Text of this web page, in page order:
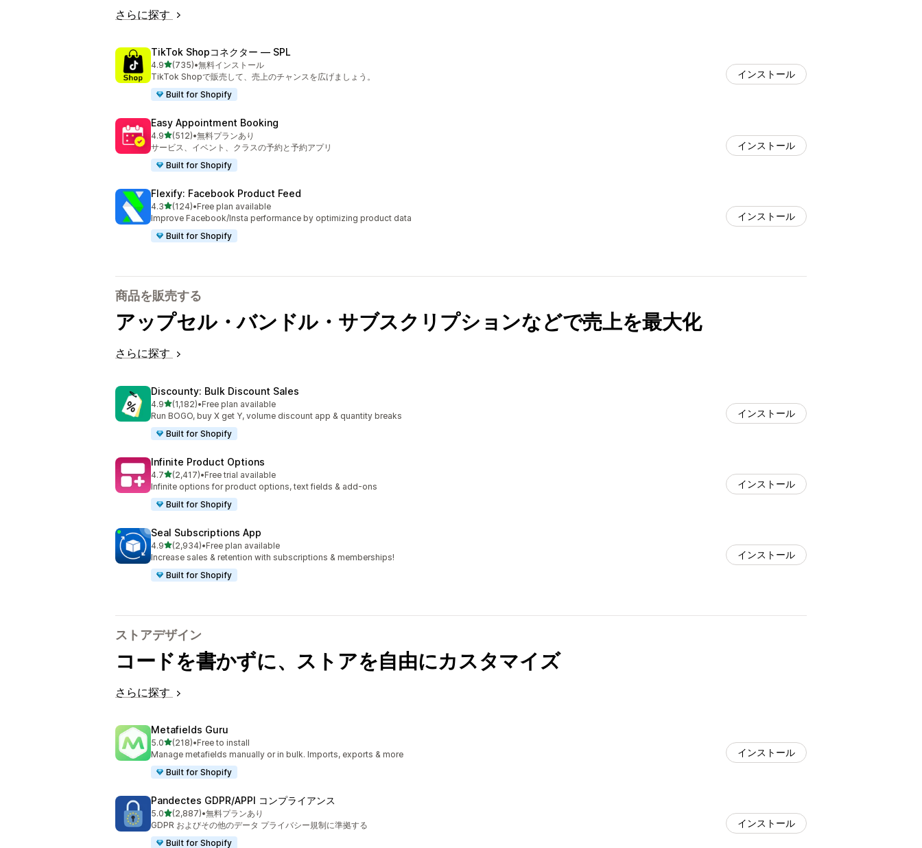
さらに探す
TikTok Shopコネクター — SPL
4.95つ星中
(735)
合計レビュー数：735件
•無料インストール
TikTok Shopで販売して、売上のチャンスを広げましょう。
Built for Shopify
インストール
Easy Appointment Booking
4.95つ星中
(512)
合計レビュー数：512件
•無料プランあり
サービス、イベント、クラスの予約と予約アプリ
Built for Shopify
インストール
Flexify: Facebook Product Feed
4.35つ星中
(124)
合計レビュー数：124件
•Free plan available
Improve Facebook/Insta performance by optimizing product data
Built for Shopify
インストール
商品を販売する
アップセル・バンドル・サブスクリプションなどで売上を最大化
さらに探す
Discounty: Bulk Discount Sales
4.95つ星中
(1,182)
合計レビュー数：1182件
•Free plan available
Run BOGO, buy X get Y, volume discount app & quantity breaks
Built for Shopify
インストール
Infinite Product Options
4.75つ星中
(2,417)
合計レビュー数：2417件
•Free trial available
Infinite options for product options, text fields & add-ons
Built for Shopify
インストール
Seal Subscriptions App
4.95つ星中
(2,934)
合計レビュー数：2934件
•Free plan available
Increase sales & retention with subscriptions & memberships!
Built for Shopify
インストール
ストアデザイン
コードを書かずに、ストアを自由にカスタマイズ
さらに探す
Metafields Guru
5.05つ星中
(218)
合計レビュー数：218件
•Free to install
Manage metafields manually or in bulk. Imports, exports & more
Built for Shopify
インストール
Pandectes GDPR/APPI コンプライアンス
5.05つ星中
(2,887)
合計レビュー数：2887件
•無料プランあり
GDPR およびその他のデータ プライバシー規制に準拠する
Built for Shopify
インストール